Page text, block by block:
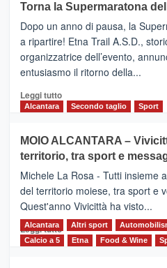
BROOKS
SuperMaratona
dell’Etna,
presentata
l’edizione
2026
Torna la Supermaratona
Dopo un anno di pausa, la
a ripartire! Etna Trail A.S.D.,
organizzatrice dell’evento,
entusiasmo il ritorno della...
Leggi tuttoLeggi
Torna
la
Supermaratona
dell’Etna
Alcantara Secondo taglio Sport
MOIO ALCANTARA –
territorio, tra sport e
Michele La Rosa - Tutti insieme
del territorio moiese, tra sport e
Quest'anno Vivicittà ha visto...
Leggi tutto Leggi
Alcantara Altri sport
Calcio a 5
Etna Food & Wine